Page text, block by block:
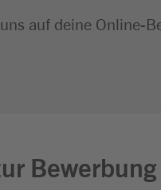
auf deine Online-
Bewerbung